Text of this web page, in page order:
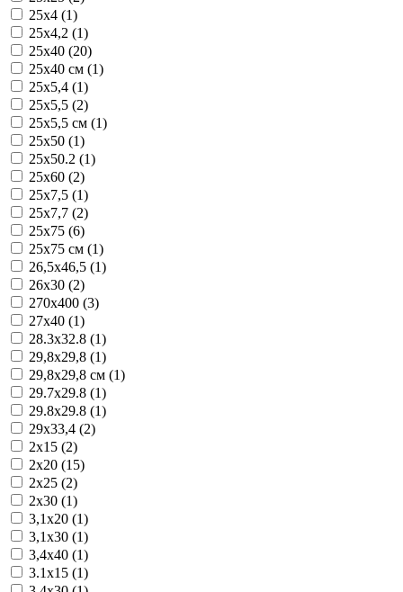
25x4 (1)
25x4,2 (1)
25x40 (20)
25x40 см (1)
25x5,4 (1)
25x5,5 (2)
25x5,5 см (1)
25x50 (1)
25x50.2 (1)
25x60 (2)
25x7,5 (1)
25x7,7 (2)
25x75 (6)
25x75 см (1)
26,5x46,5 (1)
26x30 (2)
270x400 (3)
27x40 (1)
28.3x32.8 (1)
29,8x29,8 (1)
29,8x29,8 см (1)
29.7x29.8 (1)
29.8x29.8 (1)
29x33,4 (2)
2x15 (2)
2x20 (15)
2x25 (2)
2x30 (1)
3,1x20 (1)
3,1x30 (1)
3,4x40 (1)
3.1x15 (1)